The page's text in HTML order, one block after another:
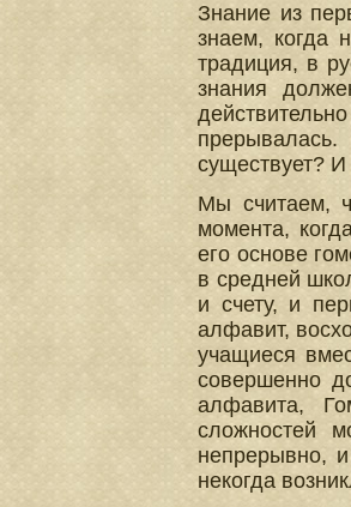
Знание из
знаем, когда
традиция, в
знания
существует?
Мы считаем,
момента,
его основе
в средней
и счету, и
алфавит,
учащиеся
совершенно
алфавита,
сложностей
непрерывно,
некогда